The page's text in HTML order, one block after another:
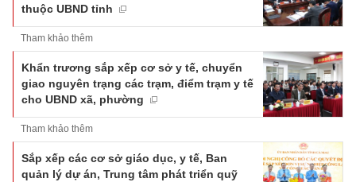
thuộc UBND tỉnh
Tham khảo thêm
Khẩn trương sắp xếp cơ sở y tế, chuyển
giao nguyên trạng các trạm, điểm trạm y tế
cho UBND xã, phường
Tham khảo thêm
Sắp xếp các cơ sở giáo dục, y tế, Ban
quản lý dự án, Trung tâm phát triển quỹ